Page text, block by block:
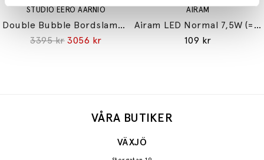
STUDIO EERO AARNIO
Double Bubble Bordslampa Small
3395 kr 3056 kr
AIRAM
Airam LED Normal 7,5W (=60W) E27
109 kr
VÅRA BUTIKER
VÄXJÖ